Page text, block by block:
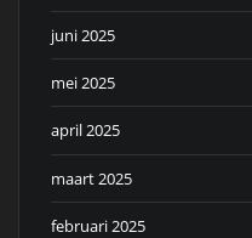
juni 2025
mei 2025
april 2025
maart 2025
februari 2025